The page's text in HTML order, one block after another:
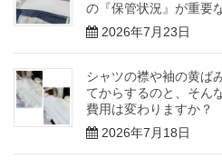
の『保管状況』が重要
2026年7月23日
シャツの襟や袖の黄ば
てからするのと、そん
費用は変わりますか？
2026年7月18日